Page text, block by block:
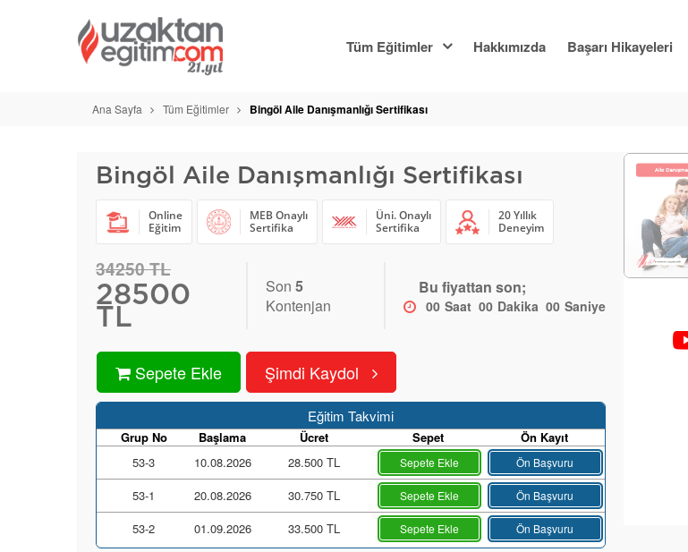
Tüm Eğitimler Hakkımızda Başarı Hikayeleri
Ana Sayfa Tüm Eğitimler Bingöl Aile Danışmanlığı Sertifikası
Bingöl Aile Danışmanlığı Sertifikası
Online
Eğitim
MEB Onaylı
Sertifika
Üni. Onaylı
Sertifika
20 Yıllık
Deneyim
34250 TL
28500
TL
Son 5
Kontenjan
Bu fiyattan son;
00 Saat 00 Dakika 00 Saniye
Sepete Ekle Şimdi Kaydol
Eğitim Takvimi
Grup No Başlama Ücret Sepet
Ön Kayıt
53-3
10.08.2026 28.500 TL Sepete Ekle Ön Başvuru
53-1 20.08.2026 30.750 TL Sepete Ekle Ön Başvuru
53-2 01.09.2026 33.500 TL Sepete Ekle Ön Başvuru